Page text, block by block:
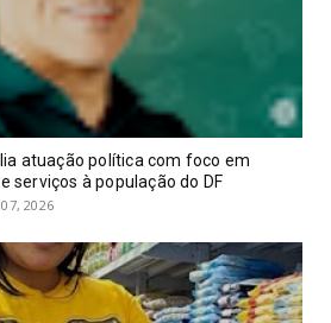
atuação política com foco em
serviços à população do DF
2026